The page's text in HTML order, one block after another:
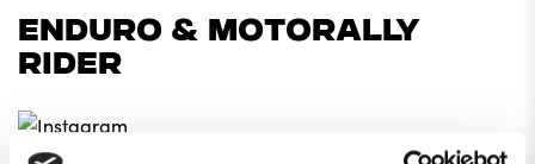
ENDURO & MOTORALLY
RIDER